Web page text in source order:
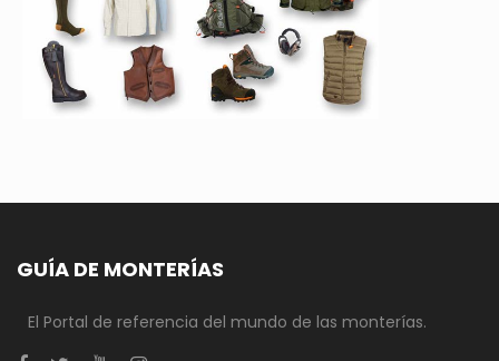
GUÍA DE MONTERÍAS
El Portal de referencia del mundo de las monterías.